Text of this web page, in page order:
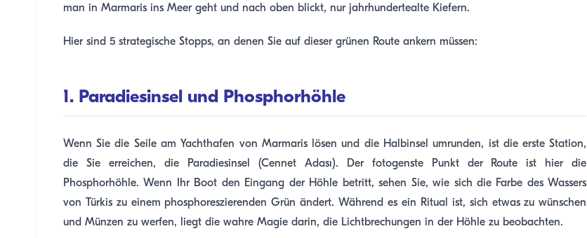
man in Marmaris ins Meer geht und nach oben blickt, nur jahrhundertealte Kiefern.
Hier sind 5 strategische Stopps, an denen Sie auf dieser grünen Route ankern müssen:
1. Paradiesinsel und Phosphorhöhle
Wenn Sie die Seile am Yachthafen von Marmaris lösen und die Halbinsel umrunden, ist die erste Station,
die Sie erreichen, die Paradiesinsel (Cennet Adası). Der fotogenste Punkt der Route ist hier die
Phosphorhöhle. Wenn Ihr Boot den Eingang der Höhle betritt, sehen Sie, wie sich die Farbe des Wassers
von Türkis zu einem phosphoreszierenden Grün ändert. Während es ein Ritual ist, sich etwas zu wünschen
und Münzen zu werfen, liegt die wahre Magie darin, die Lichtbrechungen in der Höhle zu beobachten.